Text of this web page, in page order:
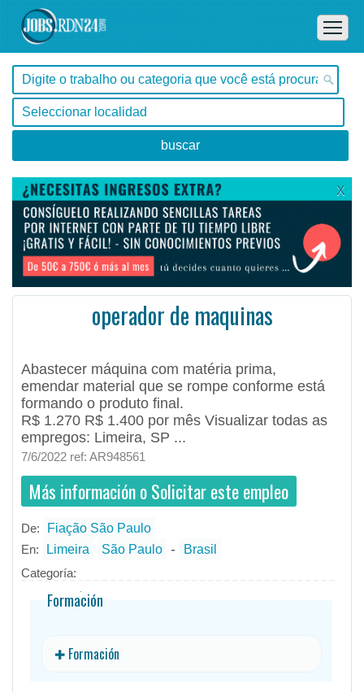
X
operador de maquinas
Abastecer máquina com matéria prima,
emendar material que se rompe conforme está
formando o produto final.
R$ 1.270 R$ 1.400 por mês Visualizar todas as
empregos: Limeira, SP ...
7/6/2022 ref: AR948561
Más información o Solicitar este empleo
De: Fiação São Paulo
En: Limeira São Paulo -
Brasil
Categoría:
Formación
✚ Formación